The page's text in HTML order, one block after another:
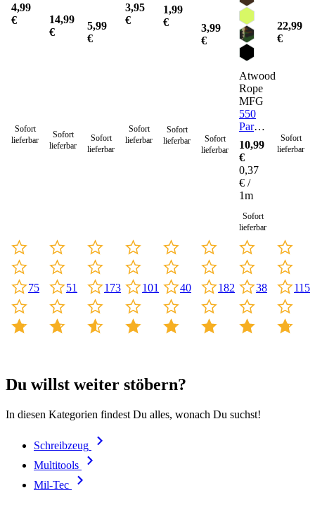
4,99
€
Sofort
lieferbar
75
14,99
€
Sofort
lieferbar
51
5,99
€
Sofort
lieferbar
173
3,95
€
Sofort
lieferbar
101
1,99
€
Sofort
lieferbar
40
3,99
€
Sofort
lieferbar
182
Atwood
Rope
MFG
550
Paracord
Seil 4
mm -
30
Meter
10,99
€
0,37
€ /
1m
Sofort
lieferbar
38
22,99
€
Sofort
lieferbar
115
Du willst weiter stöbern?
In diesen Kategorien findest Du alles, wonach Du suchst!
Schreibzeug
Multitools
Mil-Tec